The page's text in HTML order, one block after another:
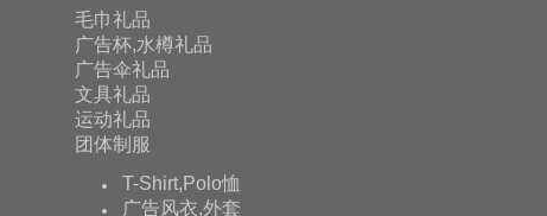
毛巾礼品
广告杯,水樽礼品
广告伞礼品
文具礼品
运动礼品
团体制服
T-Shirt,Polo恤
广告风衣,外套